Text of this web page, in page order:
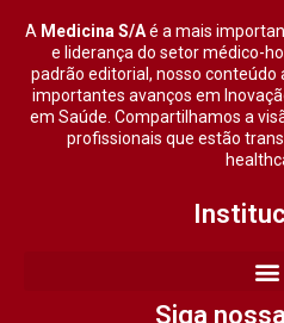
A Medicina S/Aé a mais
e liderança do setor médico-
padrão editorial, nosso
importantes avanços em
em Saúde. Compartilhamos a
profissionais que estão
Siga